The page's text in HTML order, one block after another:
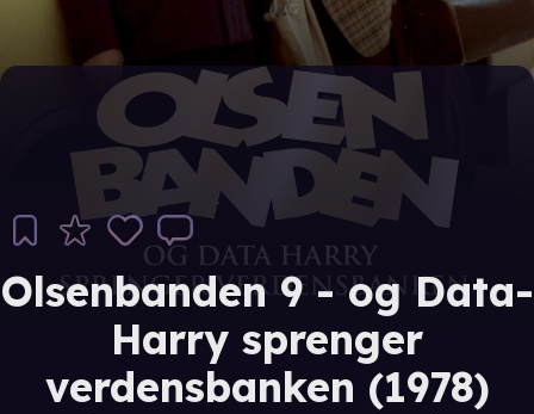
Olsenbanden 9 - og Data-
Harry sprenger
verdensbanken (1978)